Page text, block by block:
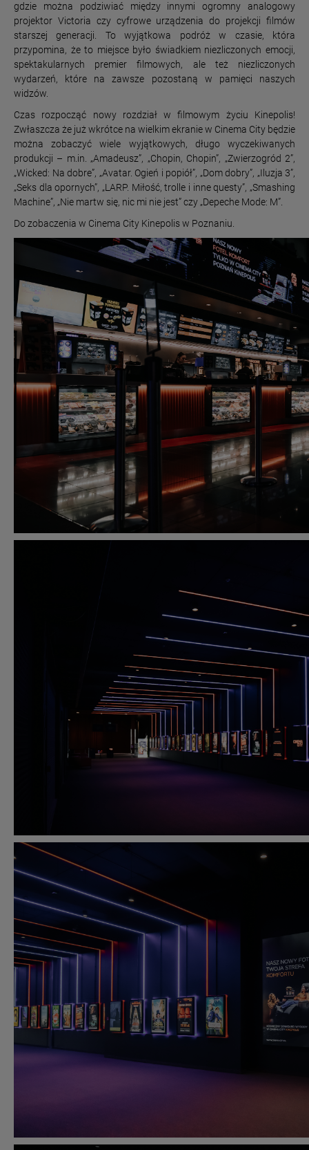
gdzie można podziwiać między innymi ogromny analogowy
projektor Victoria czy cyfrowe urządzenia do projekcji filmów
starszej generacji. To wyjątkowa podróż w czasie, która
przypomina, że to miejsce było świadkiem niezliczonych emocji,
spektakularnych premier filmowych, ale też niezliczonych
wydarzeń, które na zawsze pozostaną w pamięci naszych
widzów.
Czas rozpocząć nowy rozdział w filmowym życiu Kinepolis!
Zwłaszcza że już wkrótce na wielkim ekranie w Cinema City będzie
można zobaczyć wiele wyjątkowych, długo wyczekiwanych
produkcji – m.in. „Amadeusz”, „Chopin, Chopin”, „Zwierzogród 2”,
„Wicked: Na dobre”, „Avatar. Ogień i popiół”, „Dom dobry”, „Iluzja 3”,
„Seks dla opornych”, „LARP. Miłość, trolle i inne questy”, „Smashing
Machine”, „Nie martw się, nic mi nie jest” czy „Depeche Mode: M”.
Do zobaczenia w Cinema City Kinepolis w Poznaniu.